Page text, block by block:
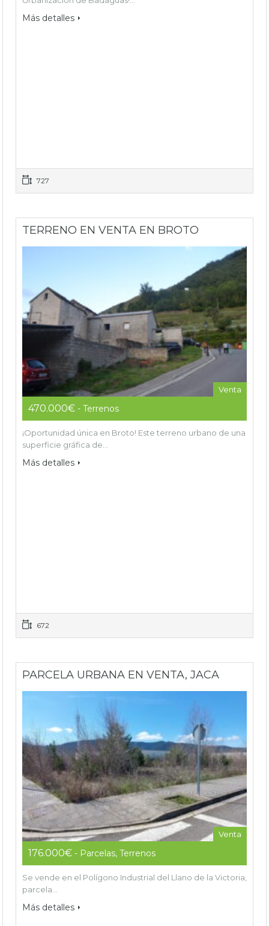
Más detalles
727
TERRENO EN VENTA EN BROTO
Venta
470.000€ - Terrenos
¡Oportunidad única en Broto! Este terreno urbano de una
superficie gráfica de…
Más detalles
672
PARCELA URBANA EN VENTA, JACA
Venta
176.000€ - Parcelas, Terrenos
Se vende en el Polígono Industrial del Llano de la Victoria,
parcela…
Más detalles